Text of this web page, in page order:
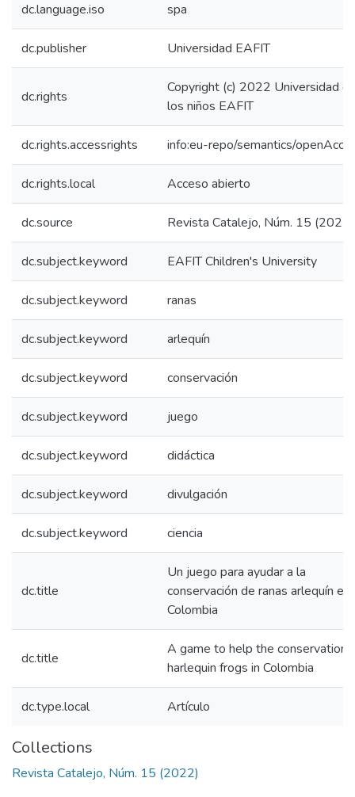
dc.language.iso spa
dc.publisher Universidad EAFIT
dc.rights
Copyright (c) 2022 Universidad
los niños EAFIT
dc.rights.accessrights info:eu-repo/semantics/
dc.rights.local Acceso abierto
dc.source Revista Catalejo, Núm. 15 (2022)
dc.subject.keyword EAFIT Children's University
dc.subject.keyword ranas
dc.subject.keyword arlequín
dc.subject.keyword conservación
dc.subject.keyword juego
dc.subject.keyword didáctica
dc.subject.keyword divulgación
dc.subject.keyword ciencia
dc.title
Un juego para ayudar a la
conservación de ranas arlequín en
Colombia
dc.title
A game to help the conservation
harlequin frogs in Colombia
dc.type.local Artículo
Collections
Revista Catalejo, Núm. 15 (2022)